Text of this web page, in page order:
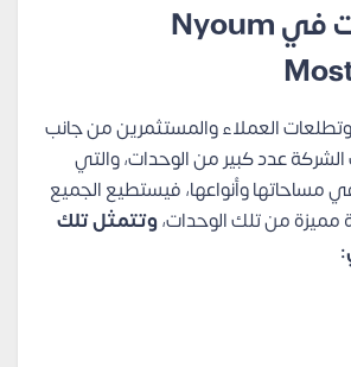
أنواع الوحدات في Nyoum
العملاء والمستثمرين من جانب
عدد كبير من الوحدات، والتي
مساحاتها وأنواعها، فيستطيع الجميع
مميزة من تلك الوحدات،وتتمثل تلك